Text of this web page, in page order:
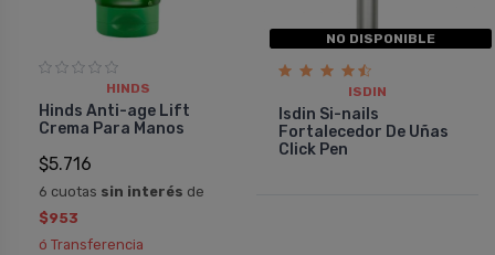
HINDS
Hinds Anti-age Lift
Crema Para Manos
$5.716
6 cuotas sin interés de
$953
ó Transferencia
NO DISPONIBLE
ISDIN
Isdin Si-nails
Fortalecedor De Uñas
Click Pen